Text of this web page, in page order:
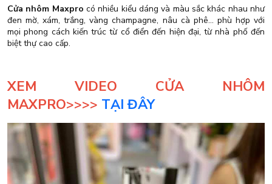
Cửa nhôm Maxpro có nhiều kiểu dáng và màu sắc khác nhau như
đen mờ, xám, trắng, vàng champagne, nâu cà phê… phù hợp với
mọi phong cách kiến trúc từ cổ điển đến hiện đại, từ nhà phố đến
biệt thự cao cấp.
XEM VIDEO CỬA NHÔM
MAXPRO>>>> TẠI ĐÂY